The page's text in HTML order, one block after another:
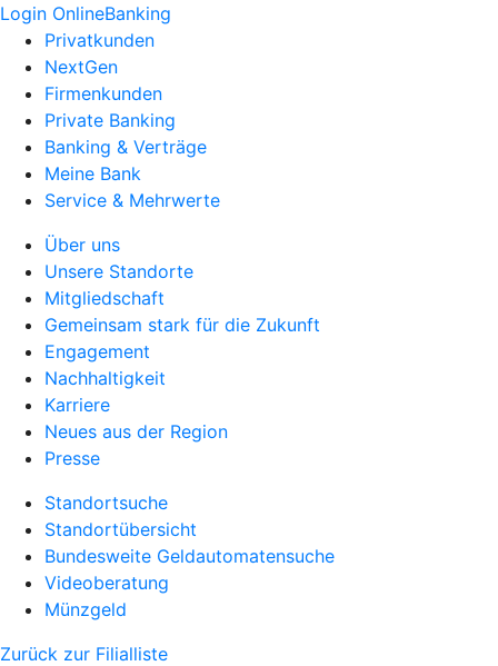
Login OnlineBanking
Privatkunden
NextGen
Firmenkunden
Private Banking
Banking & Verträge
Meine Bank
Service & Mehrwerte
Über uns
Unsere Standorte
Mitgliedschaft
Gemeinsam stark für die Zukunft
Engagement
Nachhaltigkeit
Karriere
Neues aus der Region
Presse
Standortsuche
Standortübersicht
Bundesweite Geldautomatensuche
Videoberatung
Münzgeld
Zurück zur Filialliste